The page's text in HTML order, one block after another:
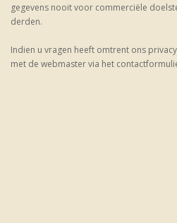
gegevens nooit voor commerciële
derden.
Indien u vragen heeft omtrent ons
met de webmaster via het